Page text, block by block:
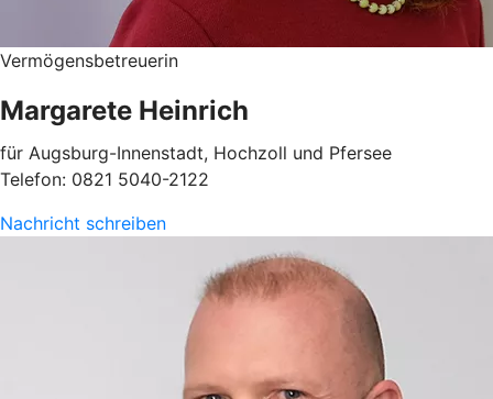
Vermögensbetreuerin
Margarete Heinrich
für Augsburg-Innenstadt, Hochzoll und Pfersee
Telefon: 0821 5040-2122
Nachricht schreiben